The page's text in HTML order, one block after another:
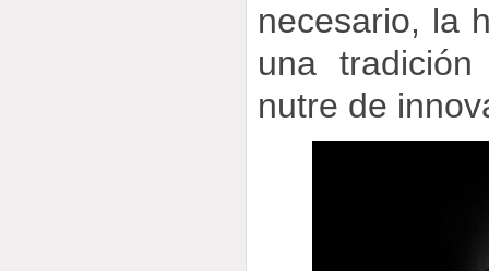
necesario, la
una
nutre de